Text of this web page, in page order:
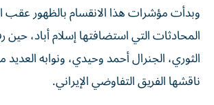
وبدأت مؤشرات هذا الانقسام بالظهور عقب
المحادثات التي استضافتها إسلام أباد،
الثوري، الجنرال أحمد وحيدي، ونوابه العديد
ناقشها الفريق التفاوضي الإيراني.